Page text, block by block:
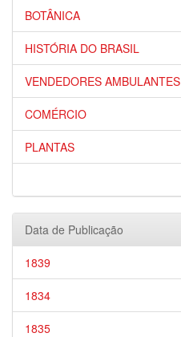
BOTÂNICA
HISTÓRIA DO BRASIL
VENDEDORES AMBULANTES
COMÉRCIO
PLANTAS
Data de Publicação
1839
1834
1835